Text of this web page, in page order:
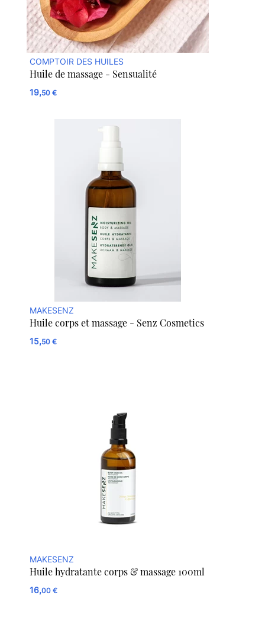
COMPTOIR DES HUILES
Huile de massage - Sensualité
19,50 €
MAKESENZ
Huile corps et massage - Senz Cosmetics
15,50 €
MAKESENZ
Huile hydratante corps & massage 100ml
16,00 €